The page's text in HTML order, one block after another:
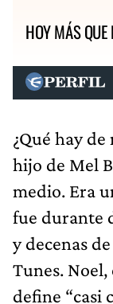
HOY MÁS QUE
¿Qué hay
hijo de Mel
medio. Era
fue durante
y decenas
Tunes. Noel,
define “casi